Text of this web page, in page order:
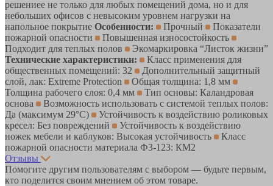
решениее не только для любых помещений дома, но и для
небольших офисов с невысоким уровнем нагрузки на
напольное покрытие Особенности: Прочный
Показатели
пожарной опасности
Повышенная износостойкость
Подходит для теплых полов
Экомаркировка “Листок жизни”
Технические характеристики:
Класс применения для
общественных помещений: 32
Дополнительный защитный
слой, лак: Extreme Protection
Общая толщина: 1,8 мм
Толщина рабочего слоя: 0,4 мм
Тип основы: Каландровая
основа
Возможность использовать с системой теплых полов:
Да (максимум 29°C)
Устойчивость к воздействию роликовых
кресел: Без повреждений
Устойчивость к воздействию
ножек мебели и каблуков: Высокая устойчивость
Класс
пожарной опасности материала ФЗ-123: КМ2
Отзывы
Помогите другим пользователям с выбором — будьте первым,
кто поделится своим мнением об этом товаре.